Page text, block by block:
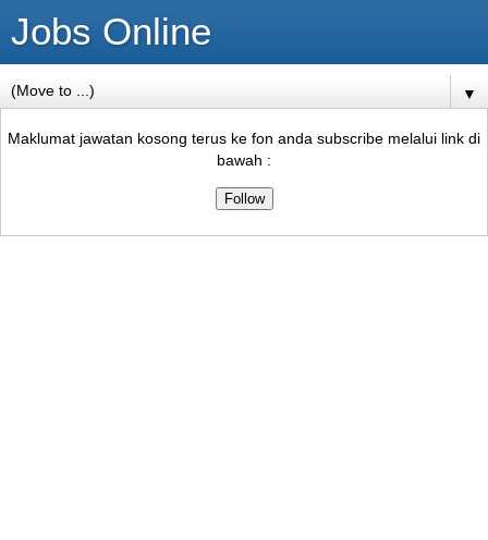
Jobs Online
▼
Maklumat jawatan kosong terus ke fon anda subscribe melalui link di
bawah :